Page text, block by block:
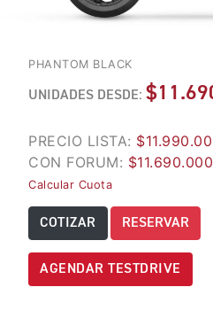
Precio desde
TIGER 900 ALPINE
ALPINE
Precio desde $17.690.000
DESERT
TIGER 900 DESERT
DESERT
2 ANOS GARANTIA
TRIUMPH
EL RED BULL
Agosto JUEVES 27
MAGIC NIGHT |
TRIUMPH REVEAL
SERIES
PHANTOM BLACK
UNIDADES DESDE:
PRECIO LISTA:
CON FORUM: $11.690.000
Calcular Cuota
COTIZAR RESERVAR
AGENDAR TESTDRIVE